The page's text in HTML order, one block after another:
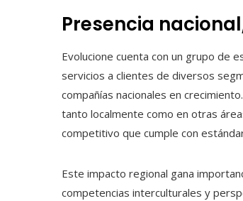
Presencia
Evolucione cuenta con un grupo de
servicios a clientes de diversos
compañías nacionales en
tanto localmente como en otras
competitivo que cumple con
Este impacto regional gana
competencias interculturales y